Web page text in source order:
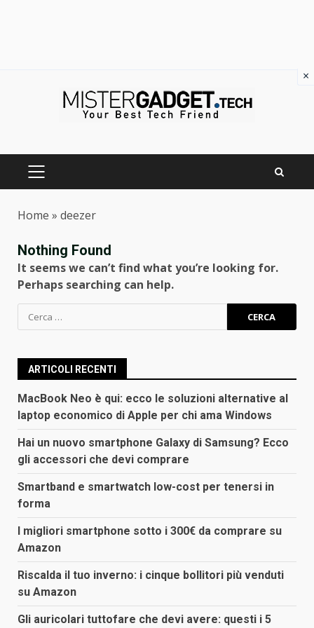
PRIMARY
Home » deezer
Nothing Found
It seems we can’t find what you’re looking for.
Perhaps searching can help.
Ricerca
per:
ARTICOLI RECENTI
MacBook Neo è qui: ecco le soluzioni alternative al
laptop economico di Apple per chi ama Windows
Hai un nuovo smartphone Galaxy di Samsung? Ecco
gli accessori che devi comprare
Smartband e smartwatch low-cost per tenersi in
forma
I migliori smartphone sotto i 300€ da comprare su
Amazon
Riscalda il tuo inverno: i cinque bollitori più venduti
su Amazon
Gli auricolari tuttofare che devi avere: questi i 5
×